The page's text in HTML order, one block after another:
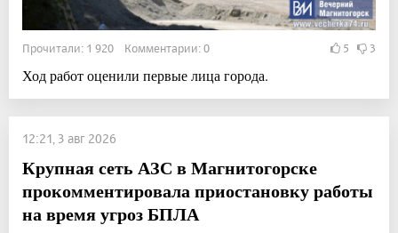
Прочитали: 1 920 Комментарии: 0 5 3
Ход работ оценили первые лица города.
12:21, 3 авг 2026
Крупная сеть АЗС в Магнитогорске
прокомментировала приостановку работы
на время угроз БПЛА